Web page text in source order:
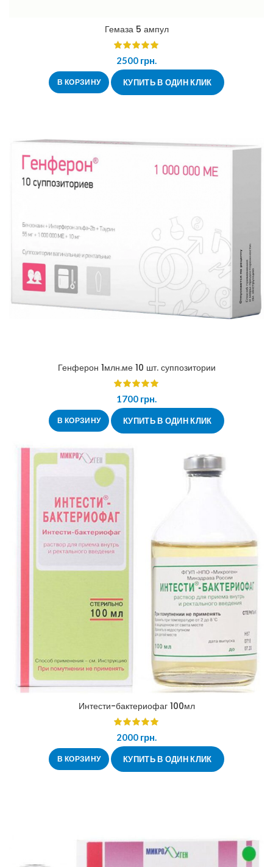
Гемаза 5 ампул
2500 грн.
В КОРЗИНУ КУПИТЬ В ОДИН КЛИК
Генферон 1млн.ме 10 шт. суппозитории
1700 грн.
В КОРЗИНУ КУПИТЬ В ОДИН КЛИК
Интести-бактериофаг 100мл
2000 грн.
В КОРЗИНУ КУПИТЬ В ОДИН КЛИК